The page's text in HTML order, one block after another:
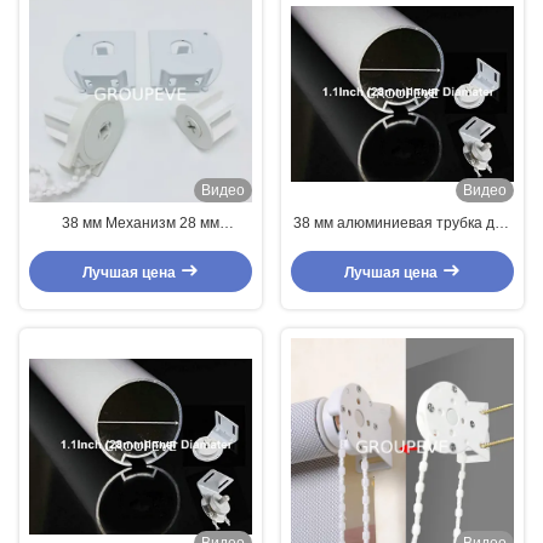
Видео
38 мм Механизм 28 мм
для оконной моды
Лучшая цена
Видео
38 мм алюминиевая трубка для
Лучшая цена